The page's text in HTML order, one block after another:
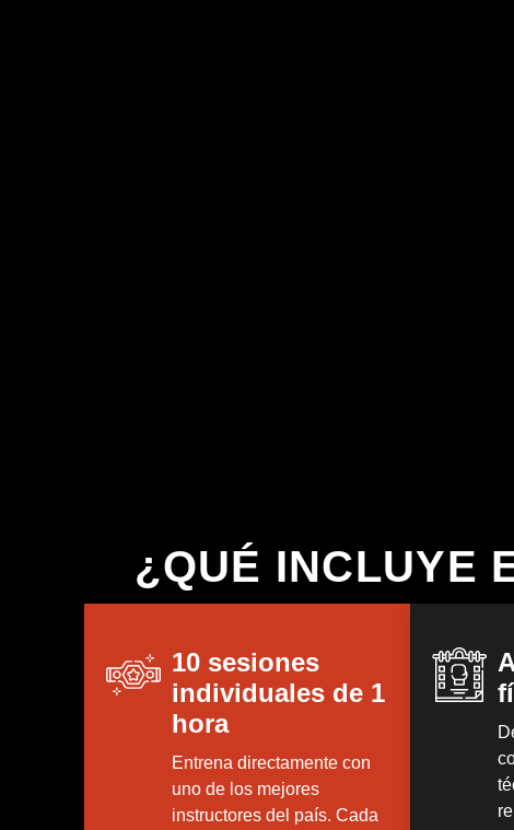
¿QUÉ INCLUYE
10 sesiones
individuales de 1
hora
Entrena directamente con
uno de los mejores
instructores del país. Cada